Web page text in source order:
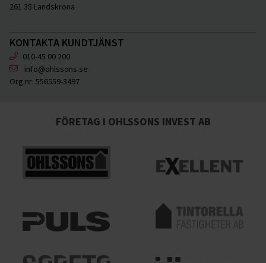
261 35 Landskrona
KONTAKTA KUNDTJÄNST
010-45 00 200
info@ohlssons.se
Org.nr: 556559-3497
FÖRETAG I OHLSSONS INVEST AB